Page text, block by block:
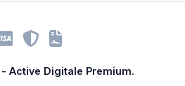
Active Digitale Premium.